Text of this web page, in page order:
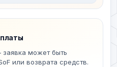
может быть
или возврата средств.